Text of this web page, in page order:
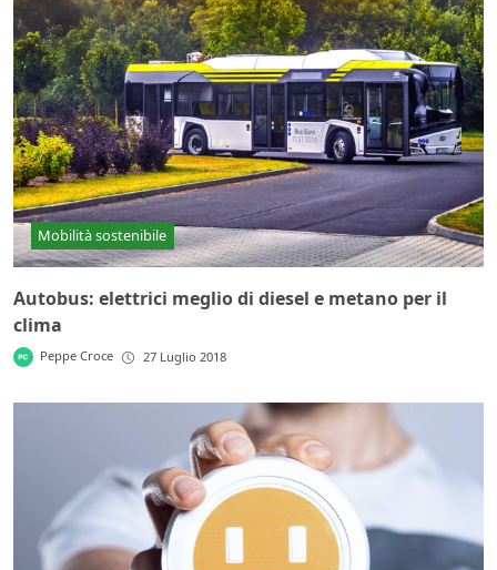
Mobilità sostenibile
Autobus: elettrici meglio di diesel e metano per il
clima
Peppe Croce 27 Luglio 2018